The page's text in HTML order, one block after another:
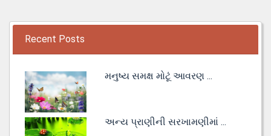
Recent Posts
મનુષ્ય સમક્ષ મોટૂં આવરણ ...
અન્ય પ્રાણીની સરખામણીમાં ...